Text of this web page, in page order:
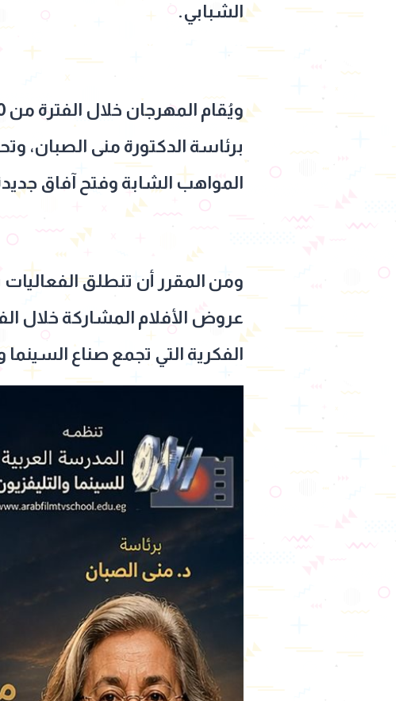
الشبابي.
برئاسة الدكتورة منى الصبان،
المواهب الشابة وفتح آفاق
الفكرية التي تجمع صناع السينما